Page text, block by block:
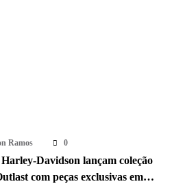
Ramos 0
Davidson lançam coleção
com peças exclusivas em